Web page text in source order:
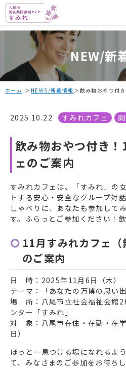
NEW/新
ホーム NEWS/新着情報 飲み物おやつ付
2025.10.22 すみれカフェ
飲み物おやつ付き
ェのご案内
すみれカフェは、「すみれ」の
トする安心・安全なグループ対
しゃべりに、あなたも参加して
す。ふらっとご参加ください！
11月すみれカフェ（
のご案内
日 時：2025年11月6日（木
テーマ：「あなたの万博の思い
場 所：八尾市立社会福祉会館
ンター「すみれ」
対 象：八尾市在住・在勤・在
日）
ほっと一息つける場になれるよ
て、みなさまのご参加をお待ち